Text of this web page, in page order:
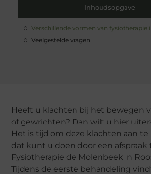
Inhoudsopgave
Verschillende vormen van fysiotherapie
Veelgestelde vragen
Heeft u klachten bij het bewegen
of gewrichten? Dan wilt u hier
Het is tijd om deze klachten aan te
dat kunt u doen door een afspraak
Fysiotherapie de Molenbeek in
Tijdens de eerste behandeling